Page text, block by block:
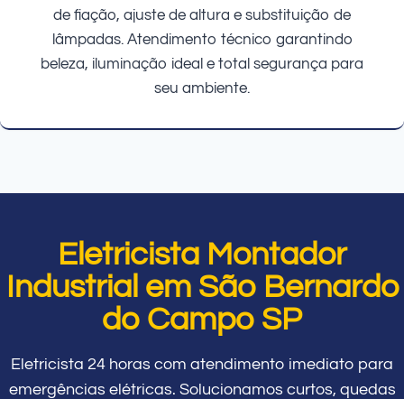
de fiação, ajuste de altura e substituição de
lâmpadas. Atendimento técnico garantindo
beleza, iluminação ideal e total segurança para
seu ambiente.
Eletricista Montador
Industrial em São Bernardo
do Campo SP
Eletricista 24 horas com atendimento imediato para
emergências elétricas. Solucionamos curtos, quedas